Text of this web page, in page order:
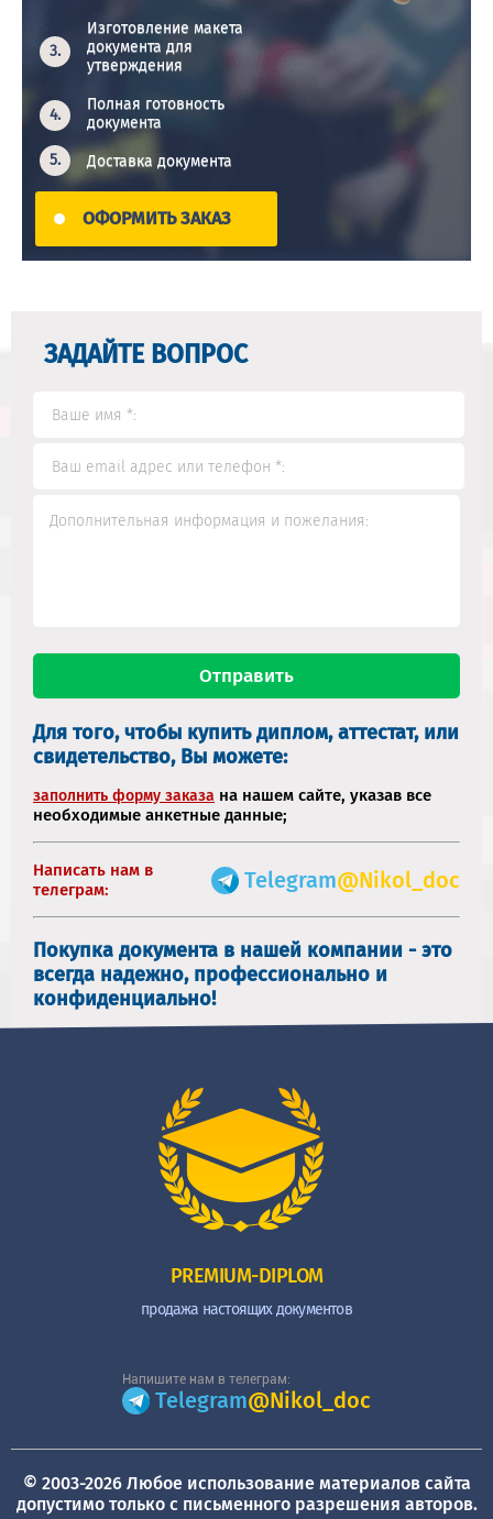
Изготовление макета
документа для
утверждения
Полная готовность
документа
Доставка документа
ОФОРМИТЬ ЗАКАЗ
ЗАДАЙТЕ ВОПРОС
Для того, чтобы купить диплом, аттестат, или
свидетельство, Вы можете:
заполнить форму заказа на нашем сайте, указав все
необходимые анкетные данные;
Написать нам в
телеграм:
Telegram@Nikol_doc
Покупка документа в нашей компании - это
всегда надежно, профессионально и
конфиденциально!
PREMIUM-DIPLOM
продажа настоящих документов
Напишите нам в телеграм:
Telegram@Nikol_doc
© 2003-2026 Любое использование материалов сайта
допустимо только с письменного разрешения авторов.